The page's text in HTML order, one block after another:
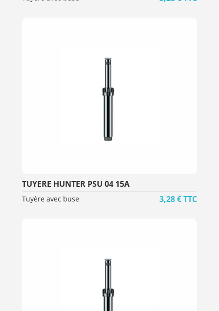
TUYERE HUNTER PSU 04 15A
Tuyère avec buse 3,28€TTC